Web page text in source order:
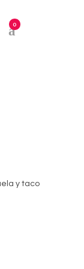
0
y taco